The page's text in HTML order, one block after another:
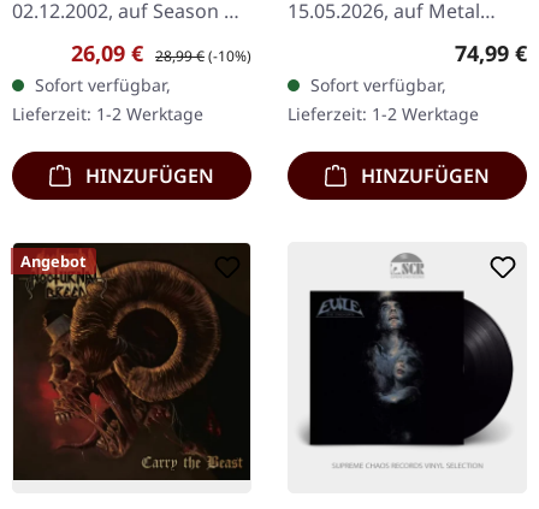
02.12.2002, auf Season Of
Mist. Transparent/weiß
marmoriertes Vinyl mit
bedruckter Innenhülle,
limitiert…
Verkaufspreis:
26,09 € Regulärer Preis:
28,99 €(-10%)
Sofort verfügbar,
Lieferzeit: 1-2 Werktage
HINZUFÜGEN
15.05.2026, auf Metal
Blade Records. Earbook
im Großformat zum 40-
jährigen Jubiläum. 60
Seiten mit zahlreichen
Fotos…
74,99 €
Sofort verfügbar,
Lieferzeit: 1-2 Werktage
HINZUFÜGEN
Angebot